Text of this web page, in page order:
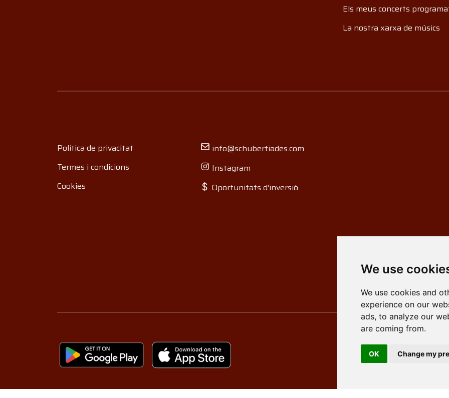
We use
We use cookies and
experience on our
ads, to analyze our
are coming from.
OK Change my
Els meus concerts
La nostra xarxa de músics
Política de privacitat
Termes i condicions
Cookies
info@schubertiades.com
Instagram
Oportunitats d'inversió